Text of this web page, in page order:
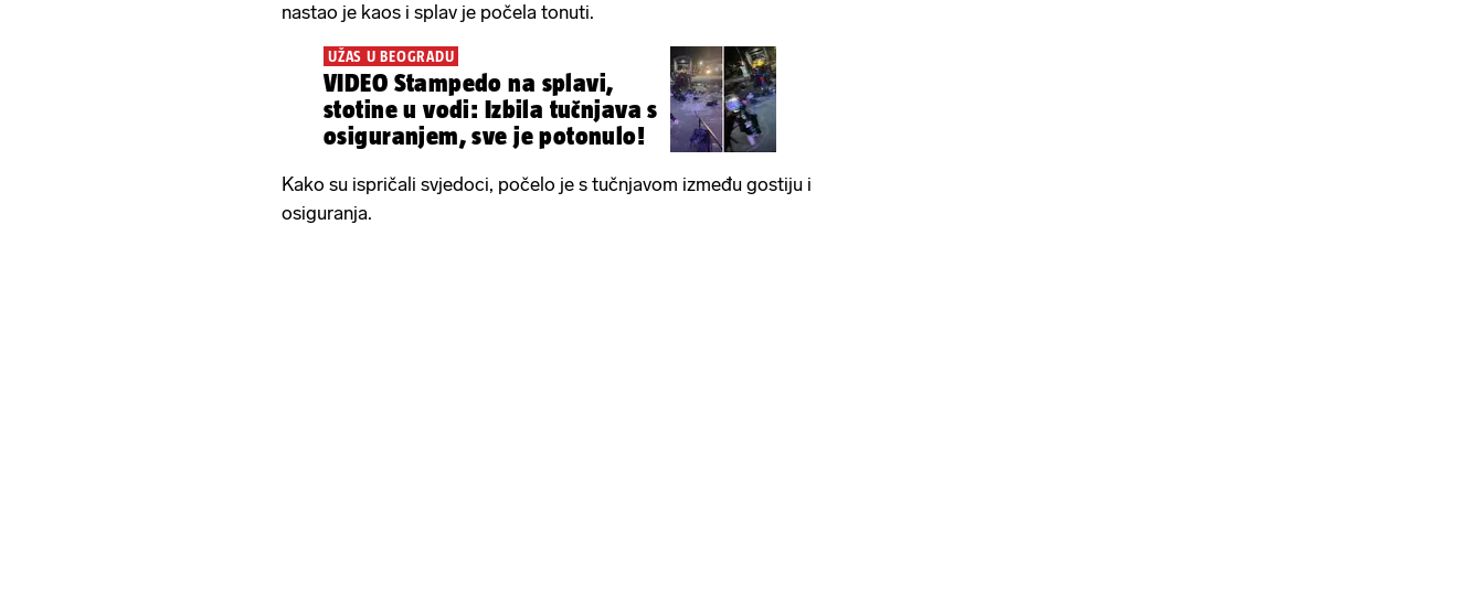
nastao je kaos i splav je počela tonuti.
UŽAS U BEOGRADU
VIDEO Stampedo na splavi,
stotine u vodi: Izbila tučnjava s
osiguranjem, sve je potonulo!
Kako su ispričali svjedoci, počelo je s tučnjavom između gostiju i
osiguranja.